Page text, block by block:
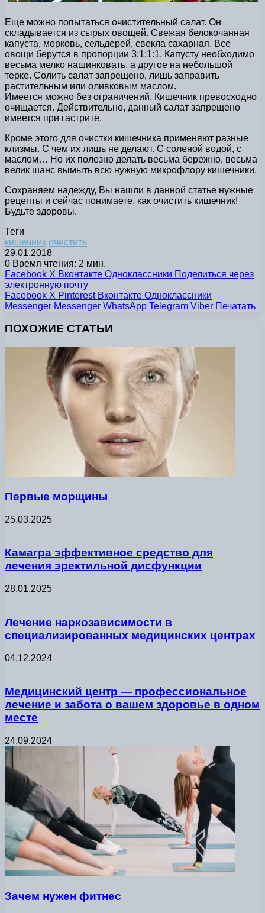
Еще можно попытаться очистительный салат. Он
складывается из сырых овощей. Свежая белокочанная
капуста, морковь, сельдерей, свекла сахарная. Все
овощи берутся в пропорции 3:1:1:1. Капусту необходимо
весьма мелко нашинковать, а другое на небольшой
терке. Солить салат запрещено, лишь заправить
растительным или оливковым маслом.
Имеется можно без ограничений. Кишечник превосходно
очищается. Действительно, данный салат запрещено
имеется при гастрите.
Кроме этого для очистки кишечника применяют разные
клизмы. С чем их лишь не делают. С соленой водой, с
маслом… Но их полезно делать весьма бережно, весьма
велик шанс вымыть всю нужную микрофлору кишечники.
Сохраняем надежду, Вы нашли в данной статье нужные
рецепты и сейчас понимаете, как очистить кишечник!
Будьте здоровы.
Теги
кишечник очистить
29.01.2018
0 Время чтения: 2 мин.
Facebook X Вконтакте Одноклассники Поделиться через
электронную почту
Facebook X Pinterest Вконтакте Одноклассники
Messenger Messenger WhatsApp Telegram Viber Печатать
ПОХОЖИЕ СТАТЬИ
Первые морщины
25.03.2025
Камагра эффективное средство для
лечения эректильной дисфункции
28.01.2025
Лечение наркозависимости в
специализированных медицинских центрах
04.12.2024
Медицинский центр — профессиональное
лечение и забота о вашем здоровье в одном
месте
24.09.2024
Зачем нужен фитнес